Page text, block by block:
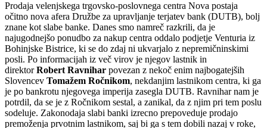
Prodaja velenjskega trgovsko-poslovnega centra Nova postaja
očitno nova afera Družbe za upravljanje terjatev bank (DUTB), bolj
znane kot slabe banke. Danes smo namreč razkrili, da je
najugodnejšo ponudbo za nakup centra oddalo podjetje Venturia iz
Bohinjske Bistrice, ki se do zdaj ni ukvarjalo z nepremičninskimi
posli. Po informacijah iz več virov je njegov lastnik in
direktorRobert Ravnihar povezan z nekoč enim najbogatejših
Slovencev Tomažem Ročnikom, nekdanjim lastnikom centra, ki ga
je po bankrotu njegovega imperija zasegla DUTB. Ravnihar nam je
potrdil, da se je z Ročnikom sestal, a zanikal, da z njim pri tem poslu
sodeluje. Zakonodaja slabi banki izrecno prepoveduje prodajo
premoženja prvotnim lastnikom, saj bi ga s tem dobili nazaj v roke,